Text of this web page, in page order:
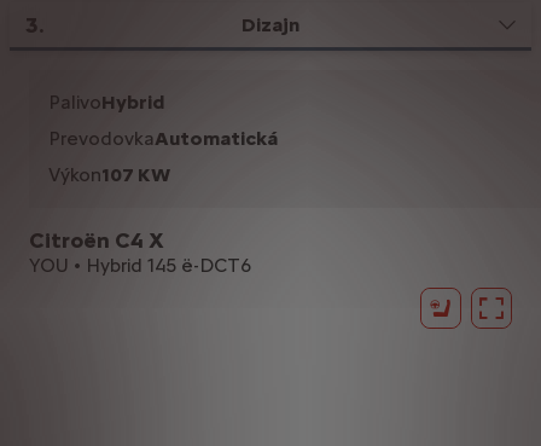
3. Dizajn
Citroën C4 X
YOU • Hybrid 145 ë-DCT6
PalivoHybrid
PrevodovkaAutomatická
Výkon107 KW